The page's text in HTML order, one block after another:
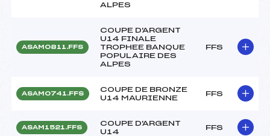
ALPES
ASAM0811.FFS
COUPE D'ARGENT
U14 FINALE
TROPHEE BANQUE
POPULAIRE DES
ALPES
FFS
ASAM0741.FFS
COUPE DE BRONZE
U14 MAURIENNE
FFS
ASAM1521.FFS
COUPE D'ARGENT
U14
FFS